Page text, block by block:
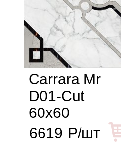
Carrara Mr
D01-Cut
60x60
6619 Р/шт